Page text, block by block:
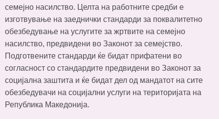
семејно насилство. Целта на работните средби е
изготвување на заеднички стандарди за поквалитетно
обезбедување на услугите за жртвите на семејно
насилство, предвидени во Законот за семејство.
Подготвените стандарди ќе бидат прифатени во
согласност со стандардите предвидени во Законот за
социјална заштита и ќе бидат дел од мандатот на сите
обезбедувачи на социјални услуги на територијата на
Република Македонија.